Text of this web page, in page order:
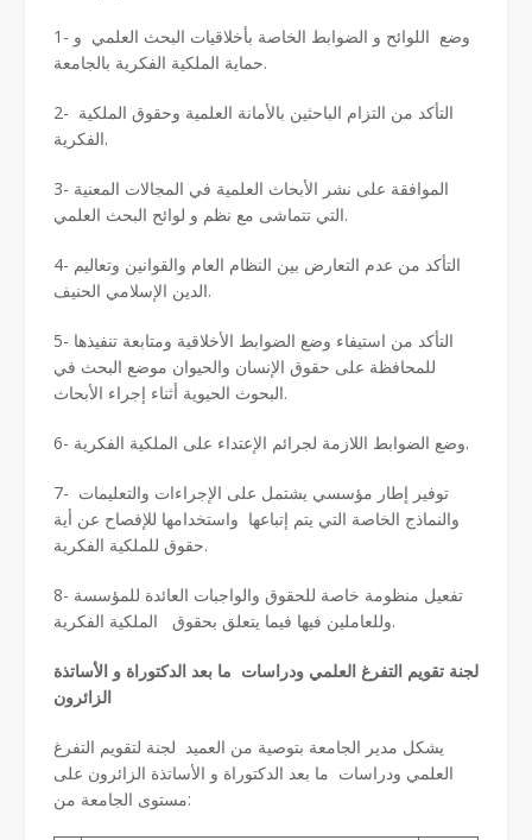
1- وضع اللوائح و الضوابط الخاصة بأخلاقيات البحث العلمي و
حماية الملكية الفكرية بالجامعة.
2- التأكد من التزام الباحثين بالأمانة العلمية وحقوق الملكية
الفكرية.
3- الموافقة على نشر الأبحاث العلمية في المجالات المعنية
التي تتماشى مع نظم و لوائح البحث العلمي.
4- التأكد من عدم التعارض بين النظام العام والقوانين وتعاليم
الدين الإسلامي الحنيف.
5- التأكد من استيفاء وضع الضوابط الأخلاقية ومتابعة تنفيذها
للمحافظة على حقوق الإنسان والحيوان موضع البحث في
البحوث الحيوية أثناء إجراء الأبحاث.
6- وضع الضوابط اللازمة لجرائم الإعتداء على الملكية الفكرية.
7- توفير إطار مؤسسي يشتمل على الإجراءات والتعليمات
والنماذج الخاصة التي يتم إتباعها واستخدامها للإفصاح عن أية
حقوق للملكية الفكرية.
8- تفعيل منظومة خاصة للحقوق والواجبات العائدة للمؤسسة
وللعاملين فيها فيما يتعلق بحقوق الملكية الفكرية.
لجنة تقويم التفرغ العلمي ودراسات ما بعد الدكتوراة و الأساتذة
الزائرون
يشكل مدير الجامعة بتوصية من العميد لجنة لتقويم التفرغ
العلمي ودراسات ما بعد الدكتوراة و الأساتذة الزائرون على
مستوى الجامعة من: